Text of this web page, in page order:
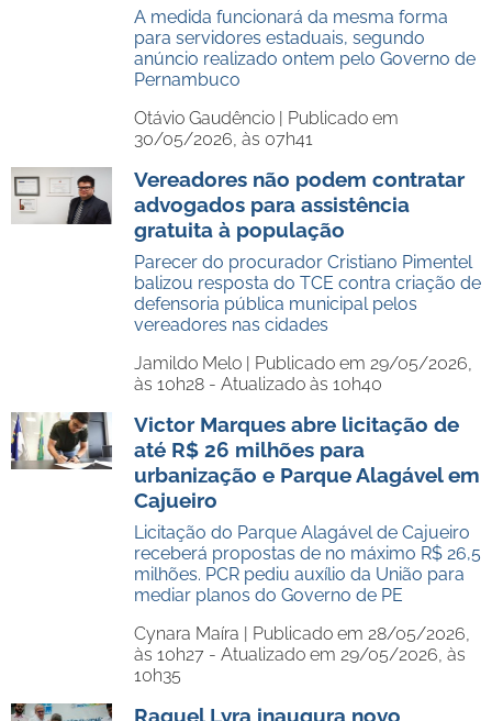
A medida funcionará da mesma forma
para servidores estaduais, segundo
anúncio realizado ontem pelo Governo de
Pernambuco
Otávio Gaudêncio | Publicado em
30/05/2026, às 07h41
Vereadores não podem contratar
advogados para assistência
gratuita à população
Parecer do procurador Cristiano Pimentel
balizou resposta do TCE contra criação de
defensoria pública municipal pelos
vereadores nas cidades
Jamildo Melo | Publicado em 29/05/2026,
às 10h28 - Atualizado às 10h40
Victor Marques abre licitação de
até R$ 26 milhões para
urbanização e Parque Alagável em
Cajueiro
Licitação do Parque Alagável de Cajueiro
receberá propostas de no máximo R$ 26,5
milhões. PCR pediu auxílio da União para
mediar planos do Governo de PE
Cynara Maíra | Publicado em 28/05/2026,
às 10h27 - Atualizado em 29/05/2026, às
10h35
Raquel Lyra inaugura novo